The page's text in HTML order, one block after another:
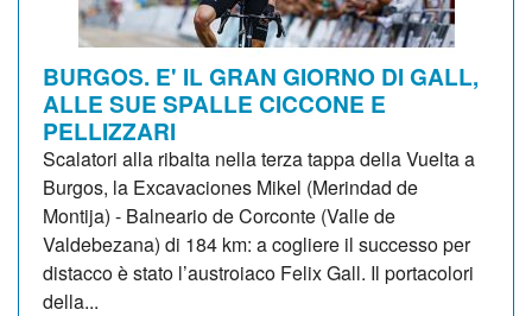
BURGOS. E' IL GRAN GIORNO DI GALL,
ALLE SUE SPALLE CICCONE E
PELLIZZARI
Scalatori alla ribalta nella terza tappa della Vuelta a
Burgos, la Excavaciones Mikel (Merindad de
Montija) - Balneario de Corconte (Valle de
Valdebezana) di 184 km: a cogliere il successo per
distacco è stato l’austroiaco Felix Gall. Il portacolori
della...